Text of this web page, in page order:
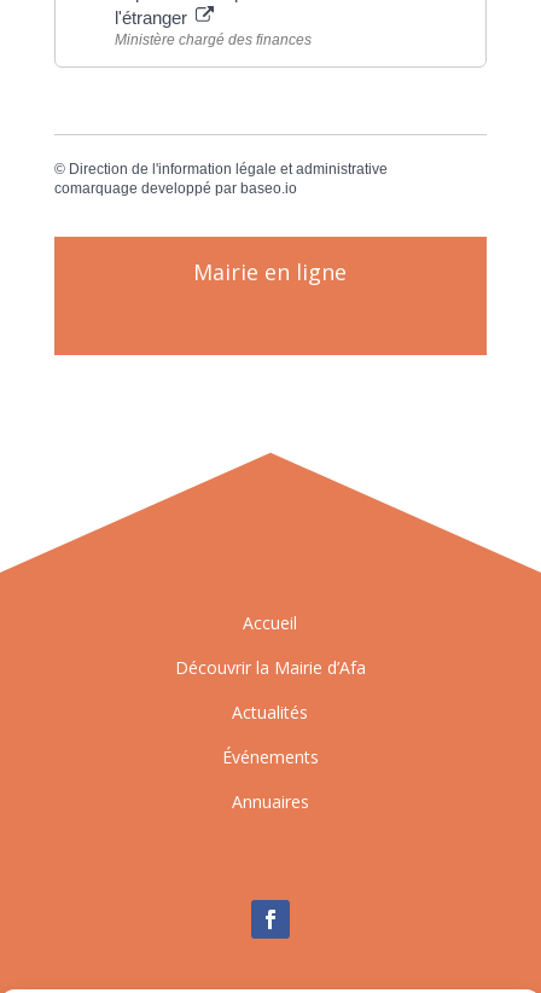
l'étranger
Ministère chargé des finances
© Direction de l'information légale et administrative
comarquage developpé par baseo.io
Mairie en ligne
Accueil
Découvrir la Mairie d’Afa
Actualités
Événements
Annuaires